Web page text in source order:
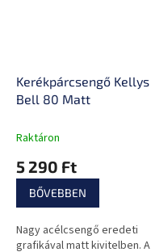
Kerékpárcsengő Kellys
Bell 80 Matt
Raktáron
5 290 Ft
BŐVEBBEN
Nagy acélcsengő eredeti
grafikával matt kivitelben. A